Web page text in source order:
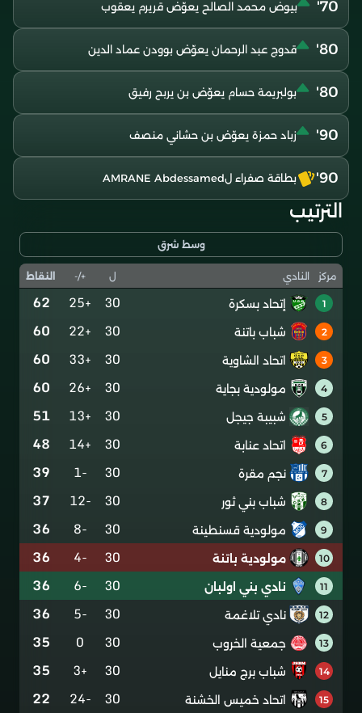
70' بيوض محمد الصالح يعوّض قريرم يعقوب
80' قدوج عبد الرحمان يعوّض بوودن عماد الدين
80' بولبريمة حسام يعوّض بن يربح رفيق
90' زباد حمزة يعوّض بن حشاني منصف
90' بطاقة صفراء لAMRANE Abdessamed
الترتيب
وسط شرق
مركز النادي ل +/- النقاط
1 إتحاد بسكرة 30
+25
62
2 شباب باتنة 30
+22
60
3 اتحاد الشاوية 30
+33
60
4 مولودية بجاية 30
+26
60
5 شبيبة جيجل 30
+13
51
6 اتحاد عنابة 30
+14
48
7 نجم مقرة 30
-1
39
8 شباب بني ثور 30
-12
37
9 مولودية قسنطينة 30
-8
36
10 مولودية باتنة 30
-4
36
11 نادي بني اولبان 30
-6
36
12 نادي تلاغمة 30
-5
36
13 جمعية الخروب 30
0
35
14 شباب برج منايل 30
+3
35
15 اتحاد خميس الخشنة 30
-24
22